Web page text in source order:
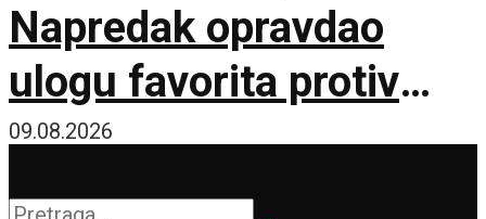
Napredak opravdao
ulogu favorita protiv
novajlije u prvenstvu!
09.08.2026